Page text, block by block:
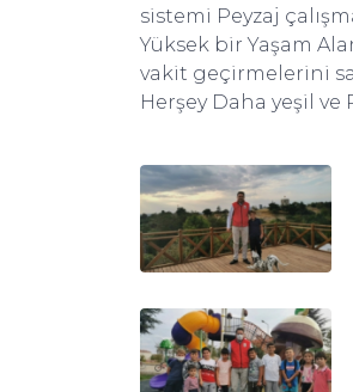
sistemi Peyzaj
Yüksek bir Yaşam
vakit geçirmelerini
Herşey Daha yeşil ve